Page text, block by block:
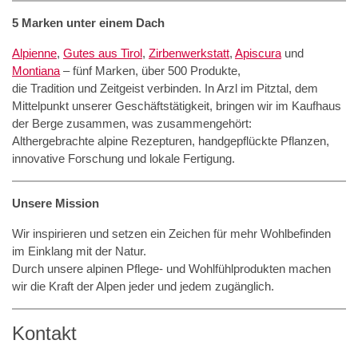
5 Marken unter einem Dach
Alpienne, Gutes aus Tirol, Zirbenwerkstatt, Apiscura und
Montiana – fünf Marken, über 500 Produkte,
die Tradition und Zeitgeist verbinden. In Arzl im Pitztal, dem
Mittelpunkt unserer Geschäftstätigkeit, bringen wir im Kaufhaus
der Berge zusammen, was zusammengehört:
Althergebrachte alpine Rezepturen, handgepflückte Pflanzen,
innovative Forschung und lokale Fertigung.
Unsere Mission
Wir inspirieren und setzen ein Zeichen für mehr Wohlbefinden
im Einklang mit der Natur.
Durch unsere alpinen Pflege- und Wohlfühlprodukten machen
wir die Kraft der Alpen jeder und jedem zugänglich.
Kontakt